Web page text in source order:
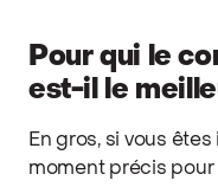
Pour qui le
est-il le
En gros, si vous
moment précis pour